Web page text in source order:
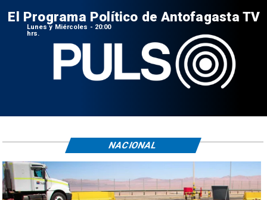
El Programa Político de Antofagasta TV
Lunes y Miércoles - 20:00
hrs.
NACIONAL